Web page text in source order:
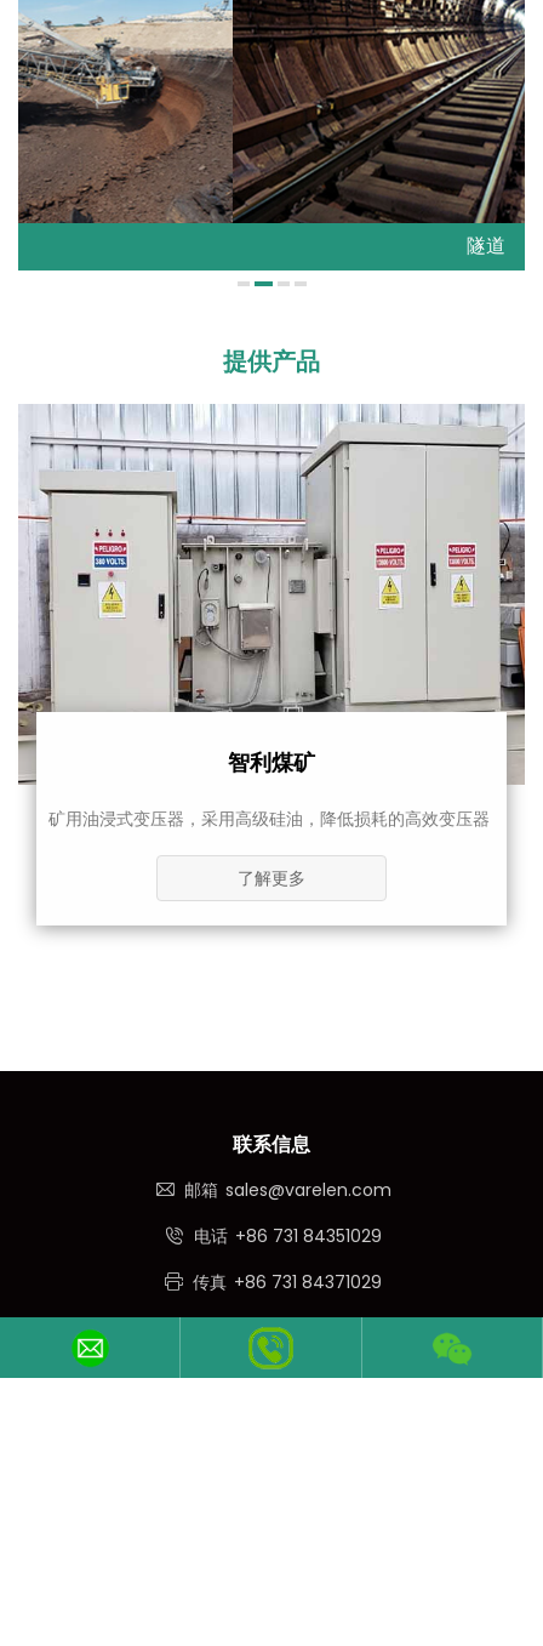
提供产品
智利煤矿
矿用油浸式变压器，采用高级硅油，降低损耗的高效变压器
了解更多
联系信息
邮箱 sales@varelen.com
电话 +86 731 84351029
传真 +86 731 84371029
手机/ 微信 +86 19373185639